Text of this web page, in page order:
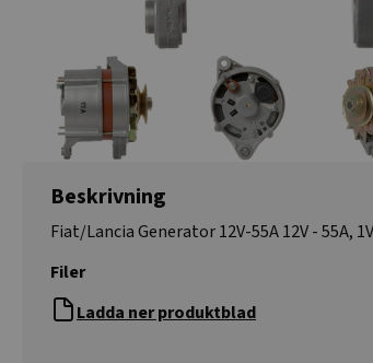
Beskrivning
Fiat/Lancia Generator 12V-55A 12V - 55A, 1V
Filer
Ladda ner produktblad